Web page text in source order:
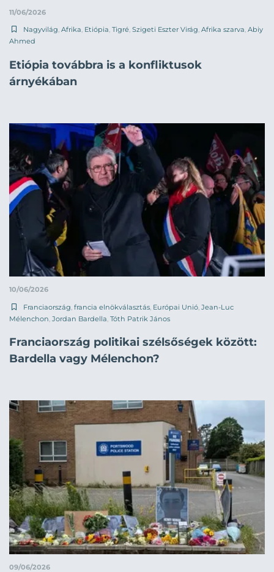
11/06/2026
Nagyvilág, Afrika, Etiópia, Tigré, Szigeti Eszter Virág, Afrika szarva, Abiy
Ahmed
Etiópia továbbra is a konfliktusok
árnyékában
10/06/2026
Franciaország francia elnökválasztás Európai Unió Jean-Luc
Mélenchon Jordan Bardella Tóth Patrik János
Franciaország politikai szélsőségek között:
Bardella vagy Mélenchon?
09/06/2026